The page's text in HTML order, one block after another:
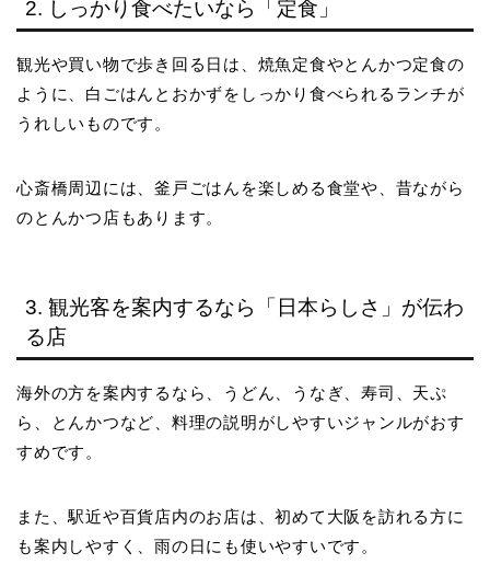
2. しっかり食べたいなら「定食」
観光や買い物で歩き回る日は、焼魚定食やとんかつ定食の
ように、白ごはんとおかずをしっかり食べられるランチが
うれしいものです。
心斎橋周辺には、釜戸ごはんを楽しめる食堂や、昔ながら
のとんかつ店もあります。
3. 観光客を案内するなら「日本らしさ」が伝わ
る店
海外の方を案内するなら、うどん、うなぎ、寿司、天ぷ
ら、とんかつなど、料理の説明がしやすいジャンルがおす
すめです。
また、駅近や百貨店内のお店は、初めて大阪を訪れる方に
も案内しやすく、雨の日にも使いやすいです。